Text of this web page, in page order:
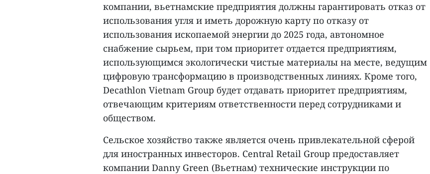
компании, вьетнамские предприятия должны гарантировать отказ от
использования угля и иметь дорожную карту по отказу от
использования ископаемой энергии до 2025 года, автономное
снабжение сырьем, при том приоритет отдается предприятиям,
использующимся экологически чистые материалы на месте, ведущим
цифровую трансформацию в производственных линиях. Кроме того,
Decathlon Vietnam Group будет отдавать приоритет предприятиям,
отвечающим критериям ответственности перед сотрудниками и
обществом.
Сельское хозяйство также является очень привлекательной сферой
для иностранных инвесторов. Central Retail Group предоставляет
компании Danny Green (Вьетнам) технические инструкции по